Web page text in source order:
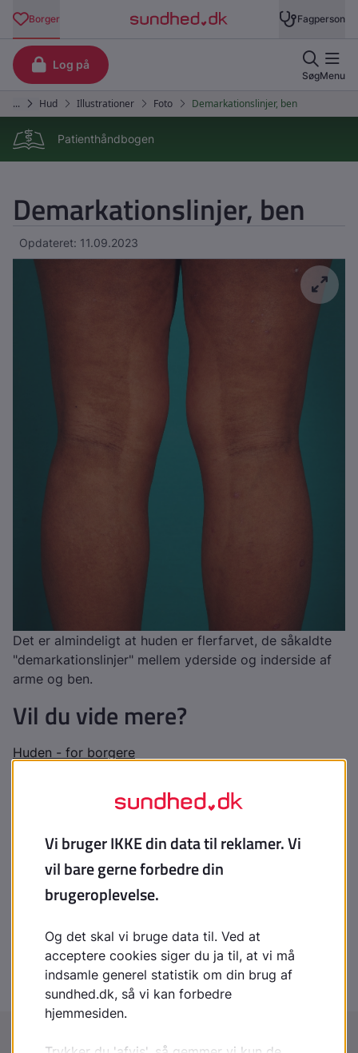
Patienthåndbogen
Demarkationslinjer, ben
Opdateret: 11.09.2023
Det er almindeligt at huden er flerfarvet, de såkaldte
"demarkationslinjer" mellem yderside og inderside af
arme og ben.
Vil du vide mere?
Huden - for borgere
Indhold leveret af
laegehaandbogen@dadl.dk
Patienthåndbogen
2100 København Ø
Disclaimer:Patienthåndbogen